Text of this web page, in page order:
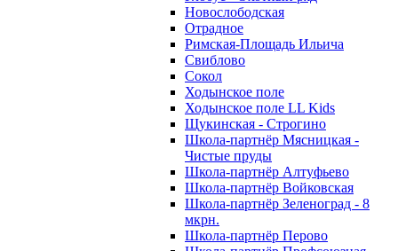
Новослободская
Отрадное
Римская-Площадь Ильича
Свиблово
Сокол
Ходынское поле
Ходынское поле LL Kids
Щукинская - Строгино
Школа-партнёр Мясницкая -
Чистые пруды
Школа-партнёр Алтуфьево
Школа-партнёр Войковская
Школа-партнёр Зеленоград - 8
мкрн.
Школа-партнёр Перово